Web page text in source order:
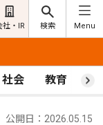
社・IR 検索 Menu
社会 教育 ス
公開日：2026.05.15